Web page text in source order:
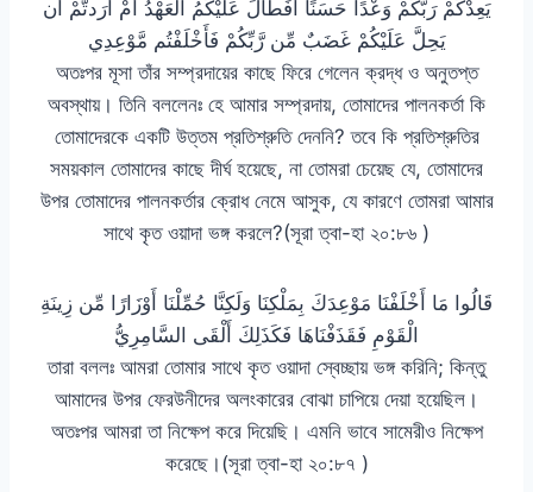
يَعِدْكُمْ رَبُّكُمْ وَعْدًا حَسَنًا أَفَطَالَ عَلَيْكُمُ الْعَهْدُ أَمْ أَرَدتُّمْ أَن
يَحِلَّ عَلَيْكُمْ غَضَبٌ مِّن رَّبِّكُمْ فَأَخْلَفْتُم مَّوْعِدِي
অতঃপর মূসা তাঁর সম্প্রদায়ের কাছে ফিরে গেলেন ক্রদ্ধ ও অনুতপ্ত
অবস্থায়। তিনি বললেনঃ হে আমার সম্প্রদায়, তোমাদের পালনকর্তা কি
তোমাদেরকে একটি উত্তম প্রতিশ্রুতি দেননি? তবে কি প্রতিশ্রুতির
সময়কাল তোমাদের কাছে দীর্ঘ হয়েছে, না তোমরা চেয়েছ যে, তোমাদের
উপর তোমাদের পালনকর্তার ক্রোধ নেমে আসুক, যে কারণে তোমরা আমার
সাথে কৃত ওয়াদা ভঙ্গ করলে?(সূরা ত্বা-হা ২০:৮৬ )
قَالُوا مَا أَخْلَفْنَا مَوْعِدَكَ بِمَلْكِنَا وَلَكِنَّا حُمِّلْنَا أَوْزَارًا مِّن زِينَةِ
الْقَوْمِ فَقَذَفْنَاهَا فَكَذَلِكَ أَلْقَى السَّامِرِيُّ
তারা বললঃ আমরা তোমার সাথে কৃত ওয়াদা স্বেচ্ছায় ভঙ্গ করিনি; কিন্তু
আমাদের উপর ফেরউনীদের অলংকারের বোঝা চাপিয়ে দেয়া হয়েছিল।
অতঃপর আমরা তা নিক্ষেপ করে দিয়েছি। এমনি ভাবে সামেরীও নিক্ষেপ
করেছে।(সূরা ত্বা-হা ২০:৮৭ )